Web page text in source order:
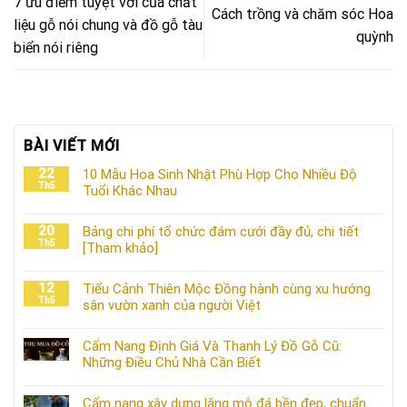
liệu gỗ nói chung và đồ gỗ tàu
biển nói riêng
Cách trồng và chăm sóc Hoa
quỳnh
BÀI VIẾT MỚI
22
Th5
10 Mẫu Hoa Sinh Nhật Phù Hợp Cho Nhiều Độ
Tuổi Khác Nhau
20
Th5
Bảng chi phí tổ chức đám cưới đầy đủ, chi tiết
[Tham khảo]
12
Th5
Tiểu Cảnh Thiên Mộc Đồng hành cùng xu hướng
sân vườn xanh của người Việt
Cẩm Nang Định Giá Và Thanh Lý Đồ Gỗ Cũ:
Những Điều Chủ Nhà Cần Biết